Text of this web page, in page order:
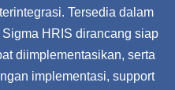
Tersedia dalam
HRIS dirancang siap
diimplementasikan, serta
implementasi, support